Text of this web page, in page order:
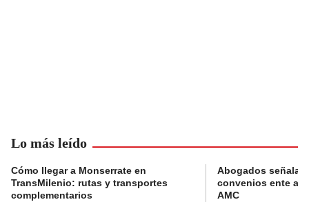
Lo más leído
Cómo llegar a Monserrate en
TransMilenio: rutas y transportes
complementarios
Abogados
convenios ente
AMC